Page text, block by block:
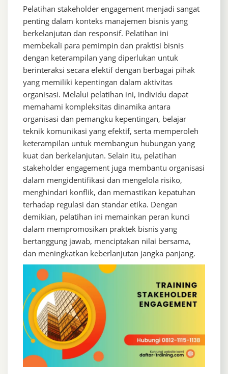
Pelatihan stakeholder engagement menjadi sangat
penting dalam konteks manajemen bisnis yang
berkelanjutan dan responsif. Pelatihan ini
membekali para pemimpin dan praktisi bisnis
dengan keterampilan yang diperlukan untuk
berinteraksi secara efektif dengan berbagai pihak
yang memiliki kepentingan dalam aktivitas
organisasi. Melalui pelatihan ini, individu dapat
memahami kompleksitas dinamika antara
organisasi dan pemangku kepentingan, belajar
teknik komunikasi yang efektif, serta memperoleh
keterampilan untuk membangun hubungan yang
kuat dan berkelanjutan. Selain itu, pelatihan
stakeholder engagement juga membantu organisasi
dalam mengidentifikasi dan mengelola risiko,
menghindari konflik, dan memastikan kepatuhan
terhadap regulasi dan standar etika. Dengan
demikian, pelatihan ini memainkan peran kunci
dalam mempromosikan praktek bisnis yang
bertanggung jawab, menciptakan nilai bersama,
dan meningkatkan keberlanjutan jangka panjang.